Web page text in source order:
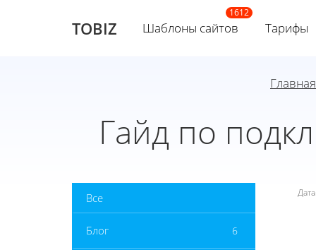
TOBIZ Шаблоны сайтов Тарифы
Главная
Гайд по
Все
Блог 6